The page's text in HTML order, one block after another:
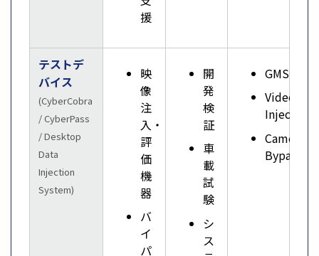
援
テストデ
バイス
(CyberCobra
/ CyberPass
/ Desktop
Data
Injection
System)
映
像
注
入・
評
価
機
器
バ
イ
パ
開
発
検
証
車
載
試
験
シ
ス
GMSL2
Video
Injection
Camera
Bypass